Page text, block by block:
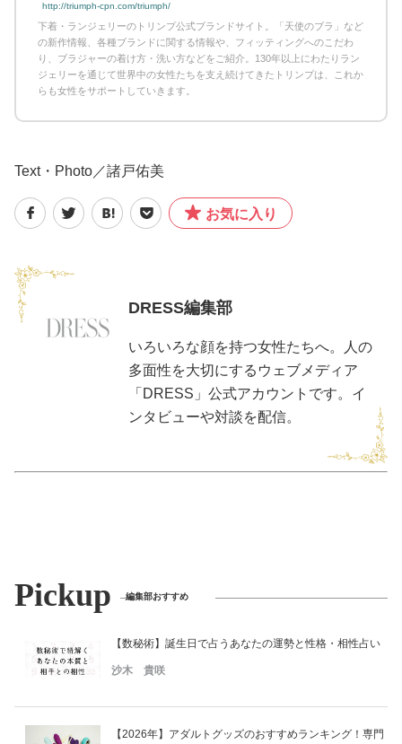
http://triumph-cpn.com/triumph/
下着・ランジェリーのトリンプ公式ブランドサイト。「天使のブラ」など
の新作情報、各種ブランドに関する情報や、フィッティングへのこだわ
り、ブラジャーの着け方・洗い方などをご紹介。130年以上にわたりラン
ジェリーを通じて世界中の女性たちを支え続けてきたトリンプは、これか
らも女性をサポートしていきます。
Text・Photo／諸戸佑美
お気に入り
DRESS編集部
いろいろな顔を持つ女性たちへ。人の
多面性を大切にするウェブメディア
「DRESS」公式アカウントです。イ
ンタビューや対談を配信。
Pickup 編集部おすすめ
【数秘術】誕生日で占うあなたの運勢と性格・相性占い
沙木 貴咲
【2026年】アダルトグッズのおすすめランキング！専門